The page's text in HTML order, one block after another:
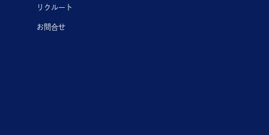
リクルート
お問合せ